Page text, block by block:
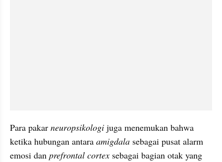
Para pakar neuropsikologi juga menemukan bahwa
ketika hubungan antara amigdala sebagai pusat alarm
emosi dan prefrontal cortex sebagai bagian otak yang